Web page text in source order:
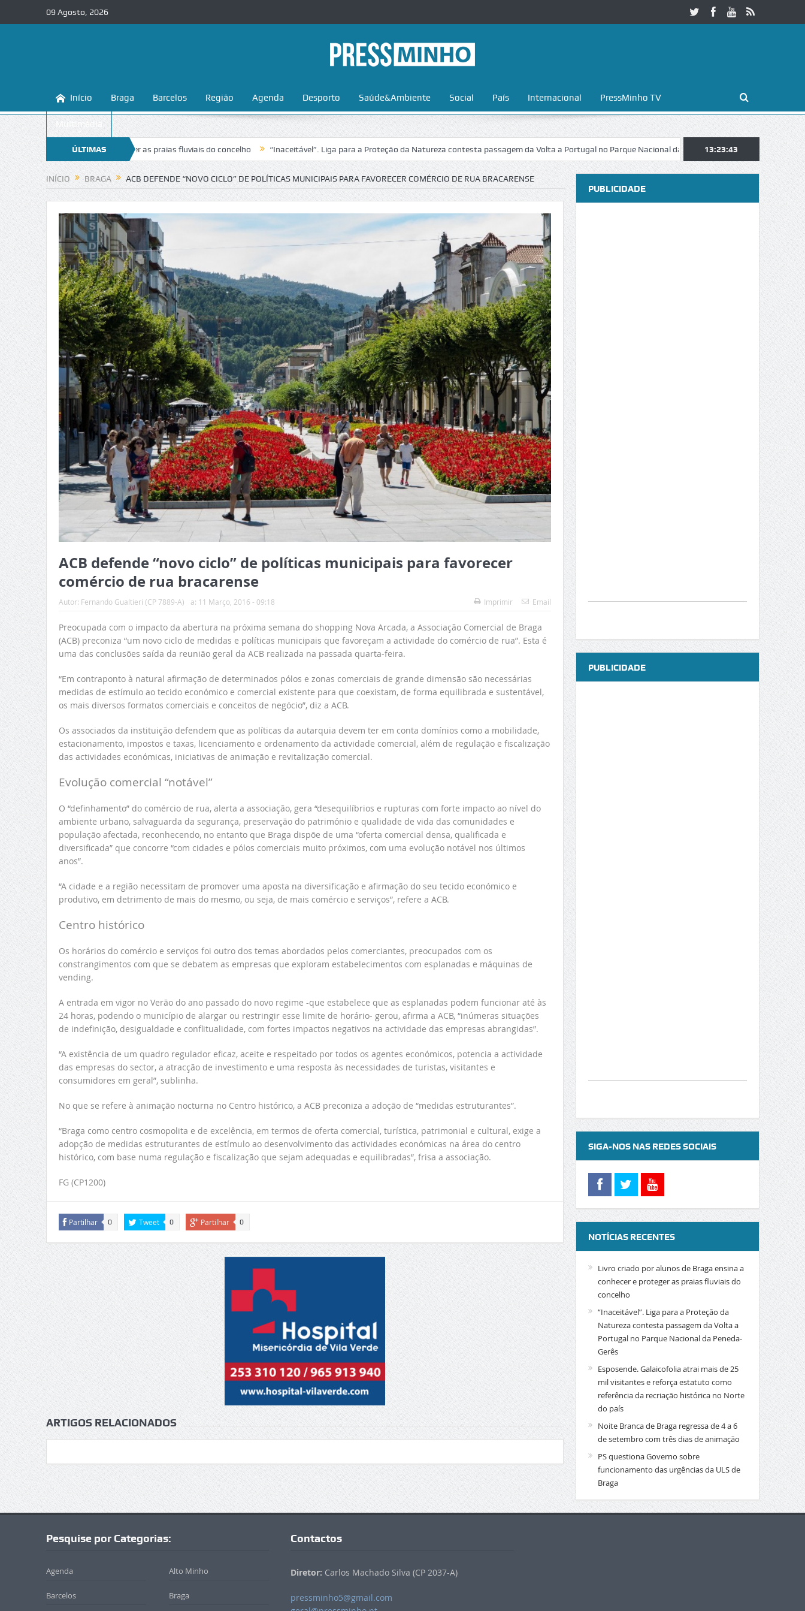
09 Agosto, 2026
Início Braga Barcelos Região Agenda Desporto Saúde&Ambiente Social País Internacional PressMinho TV
Multimédia
ÚLTIMAS
NOTÍCIAS
a conhecer e proteger as praias fluviais do concelho “Inaceitável”. Liga para a Proteção da Natureza contesta passagem da Volta a Portugal no Parque Nacional da Peneda-Gerês Esposende.
13:23:44
INÍCIO BRAGA ACB DEFENDE “NOVO CICLO” DE POLÍTICAS MUNICIPAIS PARA FAVORECER COMÉRCIO DE RUA BRACARENSE
ACB defende “novo ciclo” de políticas municipais para favorecer
comércio de rua bracarense
Autor: Fernando Gualtieri (CP 7889-A) a: 11 Março, 2016 - 09:18 Imprimir Email
Preocupada com o impacto da abertura na próxima semana do shopping Nova Arcada, a Associação Comercial de Braga
(ACB) preconiza “um novo ciclo de medidas e políticas municipais que favoreçam a actividade do comércio de rua”. Esta é
uma das conclusões saída da reunião geral da ACB realizada na passada quarta-feira.
“Em contraponto à natural afirmação de determinados pólos e zonas comerciais de grande dimensão são necessárias
medidas de estímulo ao tecido económico e comercial existente para que coexistam, de forma equilibrada e sustentável,
os mais diversos formatos comerciais e conceitos de negócio”, diz a ACB.
Os associados da instituição defendem que as políticas da autarquia devem ter em conta domínios como a mobilidade,
estacionamento, impostos e taxas, licenciamento e ordenamento da actividade comercial, além de regulação e fiscalização
das actividades económicas, iniciativas de animação e revitalização comercial.
Evolução comercial “notável”
O “definhamento” do comércio de rua, alerta a associação, gera “desequilíbrios e rupturas com forte impacto ao nível do
ambiente urbano, salvaguarda da segurança, preservação do património e qualidade de vida das comunidades e
população afectada, reconhecendo, no entanto que Braga dispõe de uma “oferta comercial densa, qualificada e
diversificada” que concorre “com cidades e pólos comerciais muito próximos, com uma evolução notável nos últimos
anos”.
“A cidade e a região necessitam de promover uma aposta na diversificação e afirmação do seu tecido económico e
produtivo, em detrimento de mais do mesmo, ou seja, de mais comércio e serviços”, refere a ACB.
Centro histórico
Os horários do comércio e serviços foi outro dos temas abordados pelos comerciantes, preocupados com os
constrangimentos com que se debatem as empresas que exploram estabelecimentos com esplanadas e máquinas de
vending.
A entrada em vigor no Verão do ano passado do novo regime -que estabelece que as esplanadas podem funcionar até às
24 horas, podendo o município de alargar ou restringir esse limite de horário- gerou, afirma a ACB, “inúmeras situações
de indefinição, desigualdade e conflitualidade, com fortes impactos negativos na actividade das empresas abrangidas”.
“A existência de um quadro regulador eficaz, aceite e respeitado por todos os agentes económicos, potencia a actividade
das empresas do sector, a atracção de investimento e uma resposta às necessidades de turistas, visitantes e
consumidores em geral”, sublinha.
No que se refere à animação nocturna no Centro histórico, a ACB preconiza a adoção de “medidas estruturantes”.
“Braga como centro cosmopolita e de excelência, em termos de oferta comercial, turística, patrimonial e cultural, exige a
adopção de medidas estruturantes de estímulo ao desenvolvimento das actividades económicas na área do centro
histórico, com base numa regulação e fiscalização que sejam adequadas e equilibradas”, frisa a associação.
FG (CP1200)
Partilhar 0 Tweet 0 Partilhar 0
ARTIGOS RELACIONADOS
PUBLICIDADE
PUBLICIDADE
SIGA-NOS NAS REDES SOCIAIS
NOTÍCIAS RECENTES
Livro criado por alunos de Braga ensina a
conhecer e proteger as praias fluviais do
concelho
“Inaceitável”. Liga para a Proteção da
Natureza contesta passagem da Volta a
Portugal no Parque Nacional da Peneda-
Gerês
Esposende. Galaicofolia atrai mais de 25
mil visitantes e reforça estatuto como
referência da recriação histórica no Norte
do país
Noite Branca de Braga regressa de 4 a 6
de setembro com três dias de animação
PS questiona Governo sobre
funcionamento das urgências da ULS de
Braga
Pesquise por Categorias:
Agenda Alto Minho
Barcelos Braga
Contactos
Diretor: Carlos Machado Silva (CP 2037-A)
pressminho5@gmail.com